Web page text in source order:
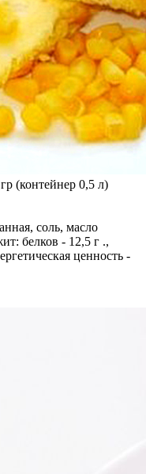
(контейнер 0,5 л)
соль, масло
белков - 12,5 г .,
ценность -